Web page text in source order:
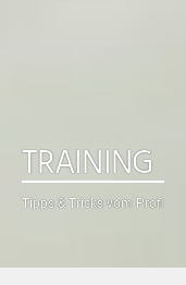
TRAINING
Tipps & Tricks vom Profi